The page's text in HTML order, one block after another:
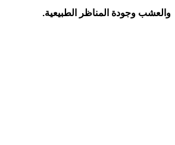
والعشب وجودة المناظر الطبيعية.